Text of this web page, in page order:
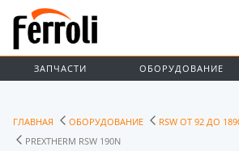
ЗАПЧАСТИ ОБОРУДОВАНИЕ
ГЛАВНАЯ ОБОРУДОВАНИЕ
RSW ОТ 92 ДО
PREXTHERM RSW 190N